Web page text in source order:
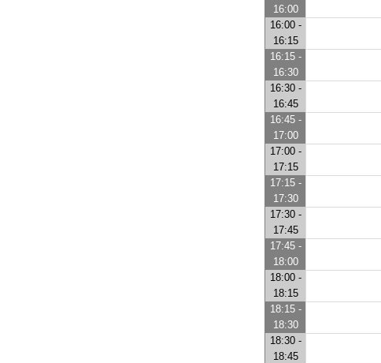
16:00
16:00 -
16:15
16:15 -
16:30
16:30 -
16:45
16:45 -
17:00
17:00 -
17:15
17:15 -
17:30
17:30 -
17:45
17:45 -
18:00
18:00 -
18:15
18:15 -
18:30
18:30 -
18:45